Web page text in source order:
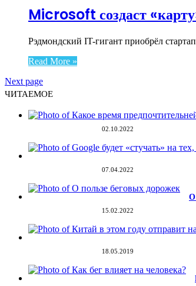
Microsoft создаст
Рэдмондский IT-гигант приобрёл
Read More »
Next page
ЧИТАЕМОЕ
02.10.2022
07.04.2022
О
15.02.2022
18.05.2019